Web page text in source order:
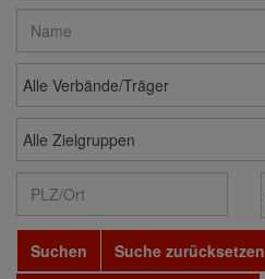
Alle Verbände/Träger
Alle Zielgruppen
Suchen
Suche zurücksetzen